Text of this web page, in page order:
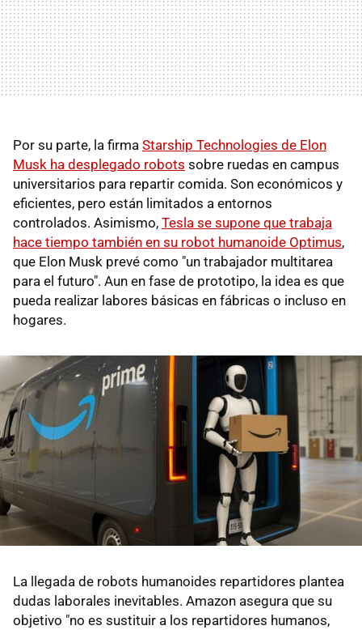
Por su parte, la firma Starship Technologies de Elon
Musk ha desplegado robots sobre ruedas en campus
universitarios para repartir comida. Son económicos y
eficientes, pero están limitados a entornos
controlados. Asimismo, Tesla se supone que trabaja
hace tiempo también en su robot humanoide Optimus,
que Elon Musk prevé como "un trabajador multitarea
para el futuro". Aun en fase de prototipo, la idea es que
pueda realizar labores básicas en fábricas o incluso en
hogares.
La llegada de robots humanoides repartidores plantea
dudas laborales inevitables. Amazon asegura que su
objetivo "no es sustituir a los repartidores humanos,